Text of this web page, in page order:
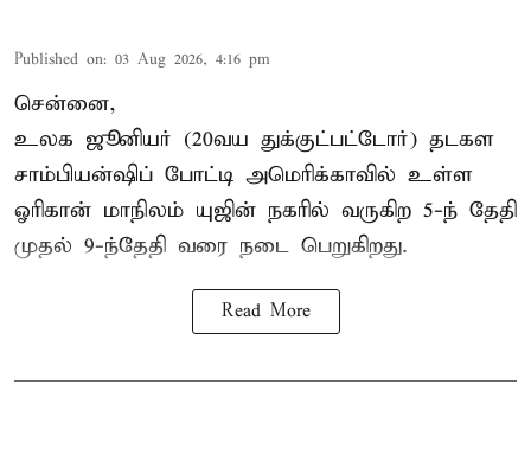
Published on: 03 Aug 2026, 4:16 pm
சென்னை,
உலக ஜூனியர் (20வய துக்குட்பட்டோர்) தடகள
சாம்பியன்ஷிப் போட்டி அமெரிக்காவில் உள்ள
ஓரிகான் மாநிலம் யுஜின் நகரில் வருகிற 5-ந் தேதி
முதல் 9-ந்தேதி வரை நடை பெறுகிறது.
Read More